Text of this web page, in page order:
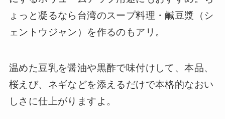
ょっと凝るなら台湾のスープ料理・鹹豆漿（シ
ェントウジャン）を作るのもアリ。
温めた豆乳を醤油や黒酢で味付けして、本品、
桜えび、ネギなどを添えるだけで本格的なおい
しさに仕上がりますよ。